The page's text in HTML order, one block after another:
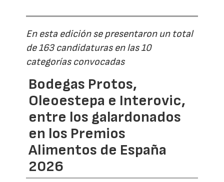
En esta edición se presentaron un total
de 163 candidaturas en las 10
categorías convocadas
Bodegas Protos,
Oleoestepa e Interovic,
entre los galardonados
en los Premios
Alimentos de España
2026